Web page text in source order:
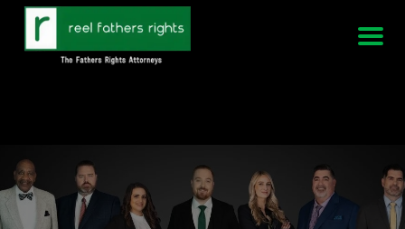
951-339-3826
Estamos disponibles 24/7